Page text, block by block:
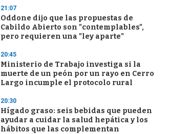
21:07
Oddone dijo que las propuestas de
Cabildo Abierto son "contemplables",
pero requieren una "ley aparte"
20:45
Ministerio de Trabajo investiga si la
muerte de un peón por un rayo en Cerro
Largo incumple el protocolo rural
20:30
Hígado graso: seis bebidas que pueden
ayudar a cuidar la salud hepática y los
hábitos que las complementan